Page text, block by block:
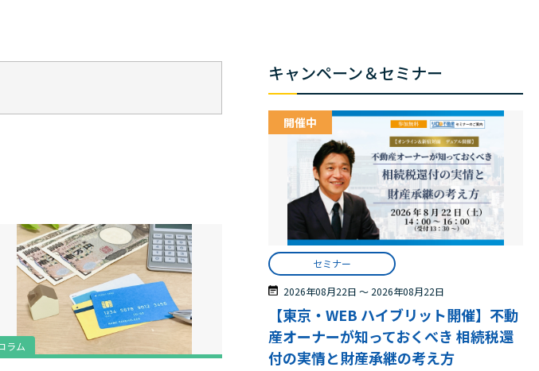
ラム
キャンペーン＆セミナー
開催中
セミナー
2026年08月22日 〜 2026年08月22日
【東京・WEB ハイブリット開催】不動
産オーナーが知っておくべき 相続税還
付の実情と財産承継の考え方